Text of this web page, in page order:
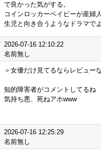
で良かった気がする。
コインロッカーベイビーが産婦
生児と向き合うようなドラマで
2026-07-16 12:10:22
名前無し
＞女優だけ見てるならレビュー
知的障害者がコメントしてるね
気持ち悪、死ねアホwww
2026-07-16 12:25:29
名前無し